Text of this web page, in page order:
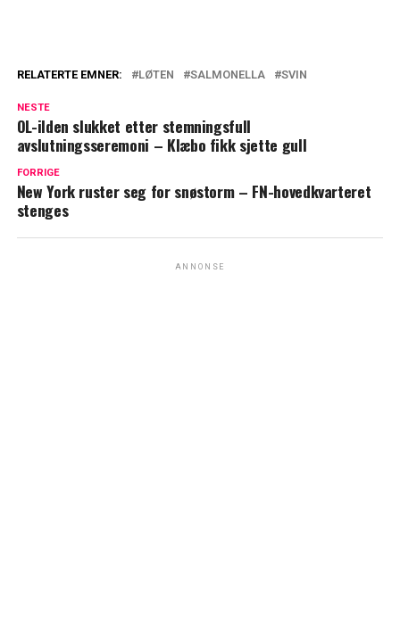
RELATERTE EMNER: LØTEN SALMONELLA SVIN
NESTE
OL-ilden slukket etter stemningsfull
avslutningsseremoni – Klæbo fikk sjette gull
FORRIGE
New York ruster seg for snøstorm – FN-hovedkvarteret
stenges
ANNONSE